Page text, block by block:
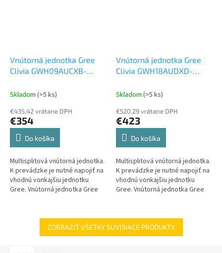
Vnútorná jednotka Gree
Clivia GWH09AUCXB-
jednotka k Multi Split
Skladom (>5 ks)
€435,42 vrátane DPH
€354
Do košíka
Multisplitová vnútorná jednotka.
K prevádzke je nutné napojiť na
vhodnú vonkajšiu jednotku
Gree. Vnútorná jednotka Gree
Vnútorná jednotka Gree
Clivia GWH18AUDXD-
jednotka k Multi Split
Skladom (>5 ks)
€520,29 vrátane DPH
€423
Do košíka
Multisplitová vnútorná jednotka.
K prevádzke je nutné napojiť na
vhodnú vonkajšiu jednotku
Gree. Vnútorná jednotka Gree
ZOBRAZIŤ VŠETKY SÚVISIACE PRODUKTY